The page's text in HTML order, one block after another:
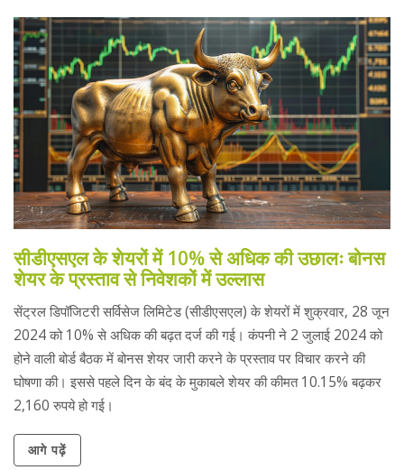
सीडीएसएल के शेयरों में 10% से अधिक की उछालः बोनस
शेयर के प्रस्ताव से निवेशकों में उल्लास
सेंट्रल डिपॉजिटरी सर्विसेज लिमिटेड (सीडीएसएल) के शेयरों में शुक्रवार, 28 जून
2024 को 10% से अधिक की बढ़त दर्ज की गई। कंपनी ने 2 जुलाई 2024 को
होने वाली बोर्ड बैठक में बोनस शेयर जारी करने के प्रस्ताव पर विचार करने की
घोषणा की। इससे पहले दिन के बंद के मुकाबले शेयर की कीमत 10.15% बढ़कर
2,160 रुपये हो गई।
आगे पढ़ें